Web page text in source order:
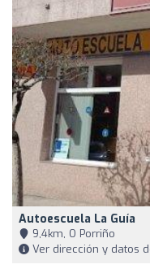
Autoescuela La Guía
9,4km, O Porriño
Ver dirección y datos